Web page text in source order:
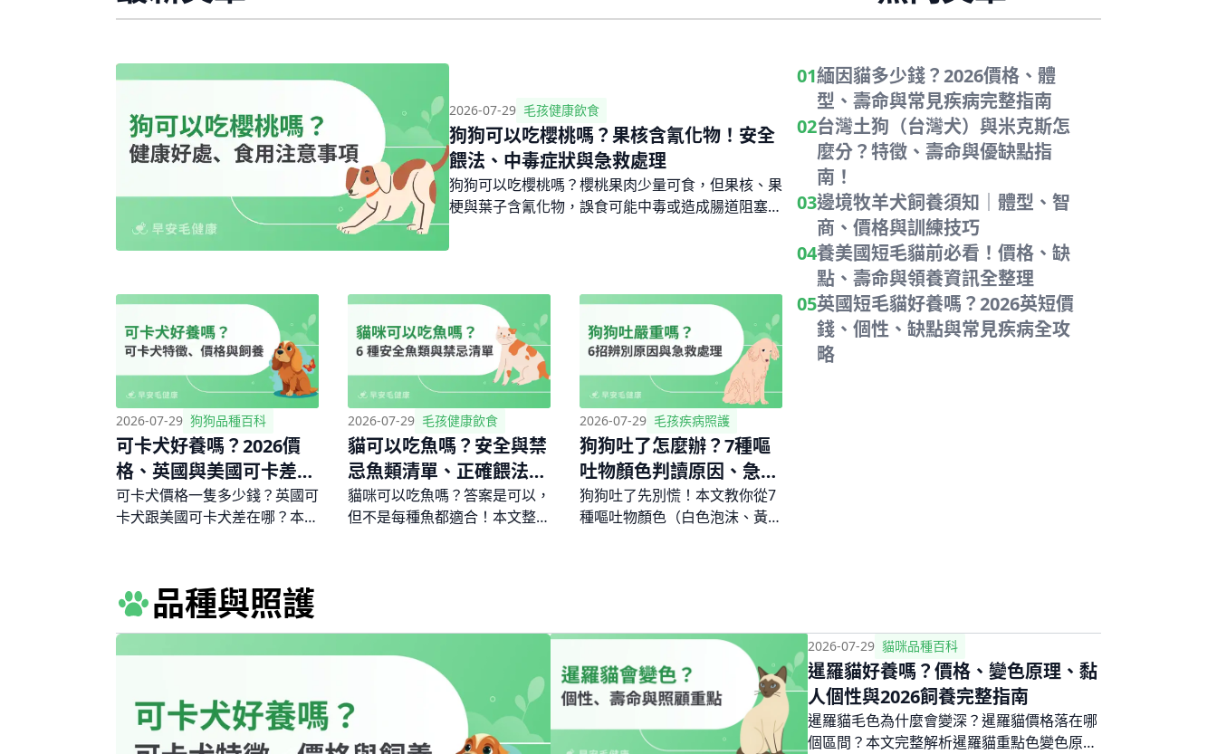
2026-07-29 毛孩健康飲食
狗狗可以吃櫻桃嗎？果核含氰化物！安全
餵法、中毒症狀與急救處理
狗狗可以吃櫻桃嗎？櫻桃果肉少量可食，但果核、果
梗與葉子含氰化物，誤食可能中毒或造成腸道阻塞。
2026-07-29 狗狗品種百科
可卡犬好養嗎？2026價
格、英國與美國可卡差
別、個性缺點一次看懂
可卡犬價格一隻多少錢？英國可
卡犬跟美國可卡犬差在哪？本文
異、招牌長耳照護方法、個性優
缺點與常見健康問題，幫你做好
飼養前的完整評估。
2026-07-29 毛孩健康飲食
貓可以吃魚嗎？安全與禁
忌魚類清單、正確餵法與
營養注意事項
貓咪可以吃魚嗎？答案是可以，
但不是每種魚都適合！本文整理
2026-07-29 毛孩疾病照護
狗狗吐了怎麼辦？7種嘔
吐物顏色判讀原因、急救
處理與就醫時機
狗狗吐了先別慌！本文教你從7
種嘔吐物顏色（白色泡沫、黃色
01緬因貓多少錢？2026價格、體
型、壽命與常見疾病完整指南
02台灣土狗（台灣犬）與米克斯怎
麼分？特徵、壽命與優缺點指
南！
03邊境牧羊犬飼養須知｜體型、智
商、價格與訓練技巧
04養美國短毛貓前必看！價格、缺
點、壽命與領養資訊全整理
05英國短毛貓好養嗎？2026英短價
錢、個性、缺點與常見疾病全攻
略
品種與照護
2026-07-29 貓咪品種百科
暹羅貓好養嗎？價格、變色原理、黏
人個性與2026飼養完整指南
暹羅貓毛色為什麼會變深？暹羅貓價格落在哪
個區間？本文完整解析暹羅貓重點色變色原